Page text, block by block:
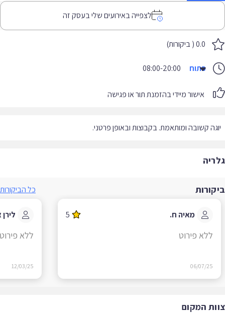
לצפייה באירועים שלי בעסק זה
0.0 ( ביקורות)
פתוח 08:00-20:00
אישור מיידי בהזמנת תור או פגישה
קשובה ומותאמת. בקבוצות ובאופן פרטני.
כל הביקורות
מאיה ח. 5
ללא פירוט
06/07/25
לירן א.
ללא פירוט
12/03/25
המקום